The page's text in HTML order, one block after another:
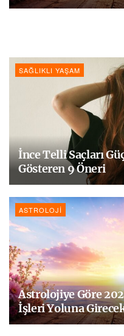
SAĞLIKLI YAŞAM
İnce Telli Saçları
Gösteren 9 Öneri
ASTROLOJI
Astrolojiye Göre
İşleri Yoluna